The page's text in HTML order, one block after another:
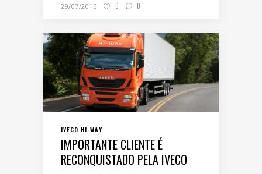
29/07/2015 0 0
IVECO HI-WAY
IMPORTANTE CLIENTE É
RECONQUISTADO PELA IVECO